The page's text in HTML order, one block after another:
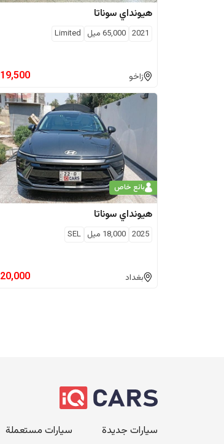
هيونداي سوناتا
2021
65,000 ميل Limited
زاخو 19,500
بائع خاص
هيونداي سوناتا
2025
18,000 ميل SEL
بغداد 20,000
سيارات جديدة
سيارات مستعملة